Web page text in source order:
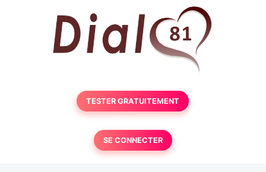
TESTER GRATUITEMENT
SE CONNECTER